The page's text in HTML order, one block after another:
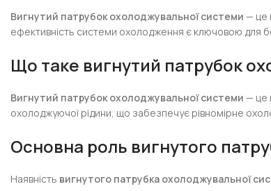
Вигнутий патрубок охолоджувальної системи — це
ефективність системи охолодження є ключовою для
Що таке вигнутий патрубок
Вигнутий патрубок охолоджувальної системи — це
охолоджуючої рідини, що забезпечує рівномірне
Основна роль вигнутого
Наявність вигнутого патрубка охолоджувальної